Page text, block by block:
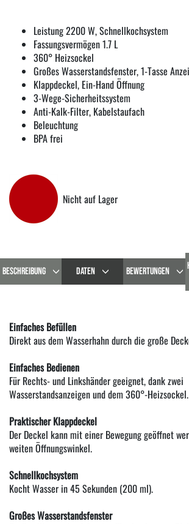
Leistung 2200 W, Schnellkochsystem
Fassungsvermögen 1.7 L
360° Heizsockel
Großes Wasserstandsfenster, 1-Tasse
Klappdeckel, Ein-Hand Öffnung
3-Wege-Sicherheitssystem
Anti-Kalk-Filter, Kabelstaufach
Beleuchtung
BPA frei
Nicht auf Lager
BESCHREIBUNG DATEN BEWERTUNGEN
Einfaches Befüllen
Direkt aus dem Wasserhahn durch die große
Einfaches Bedienen
Für Rechts- und Linkshänder geeignet, dank zwei
Wasserstandsanzeigen und dem 360°-Heizsockel.
Praktischer Klappdeckel
Der Deckel kann mit einer Bewegung geöffnet
weiten Öffnungswinkel.
Schnellkochsystem
Kocht Wasser in 45 Sekunden (200 ml).
Großes Wasserstandsfenster